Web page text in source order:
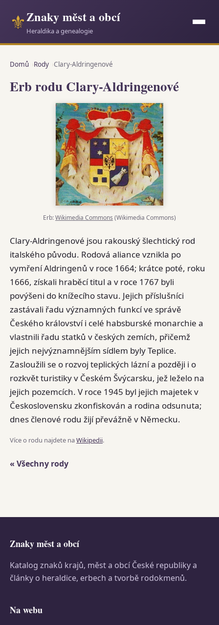
⚜Znaky měst a obcí
Heraldika a genealogie
Domů Rody Clary-Aldringenové
Erb rodu Clary-Aldringenové
Erb:Wikimedia Commons (Wikimedia Commons)
Clary-Aldringenové jsou rakouský šlechtický rod
italského původu. Rodová aliance vznikla po
vymření Aldringenů v roce 1664; krátce poté, roku
1666, získali hraběcí titul a v roce 1767 byli
povýšeni do knížecího stavu. Jejich příslušníci
zastávali řadu významných funkcí ve správě
Českého království i celé habsburské monarchie a
vlastnili řadu statků v českých zemích, přičemž
jejich nejvýznamnějším sídlem byly Teplice.
Zasloužili se o rozvoj teplických lázní a později i o
rozkvět turistiky v Českém Švýcarsku, jež leželo na
jejich pozemcích. V roce 1945 byl jejich majetek v
Československu zkonfiskován a rodina odsunuta;
dnes členové rodu žijí převážně v Německu.
Více o rodu najdete naWikipedii.
« Všechny rody
Znaky měst a obcí
Katalog znaků krajů, měst a obcí České republiky a
články o heraldice, erbech a tvorbě rodokmenů.
Na webu